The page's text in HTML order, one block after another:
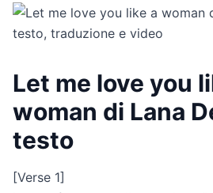
Let me love you
woman di Lana
testo
[Verse 1]